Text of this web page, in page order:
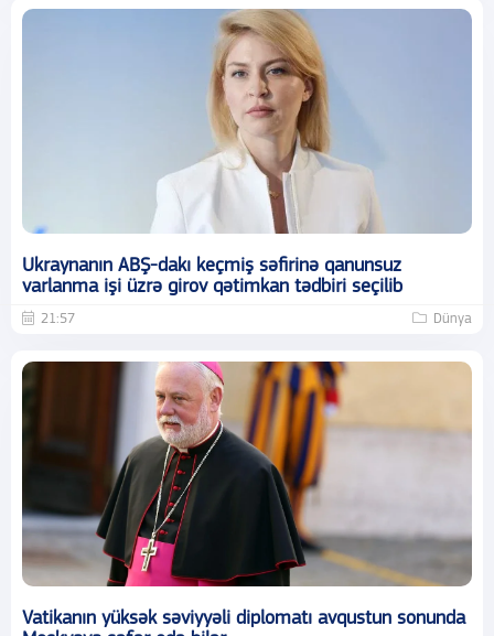
Ukraynanın ABŞ-dakı keçmiş səfirinə qanunsuz
varlanma işi üzrə girov qətimkan tədbiri seçilib
21:57 Dünya
Vatikanın yüksək səviyyəli diplomatı avqustun sonunda